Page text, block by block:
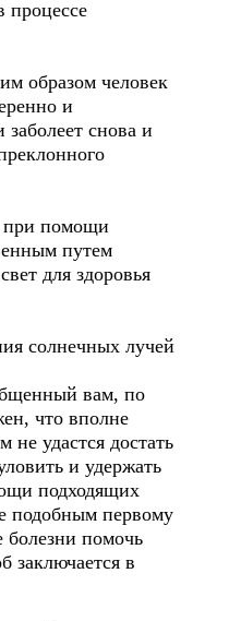
процессе
образом человек
и
снова и
при помощи
путем
для здоровья
солнечных лучей
вам, по
что вполне
не удастся достать
и удержать
подходящих
подобным первому
болезни помочь
заключается в